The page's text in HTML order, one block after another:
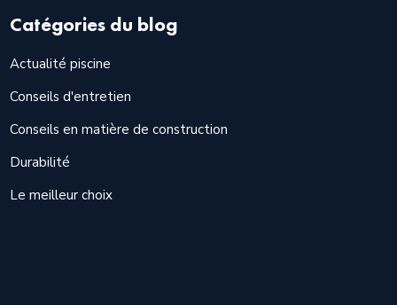
Catégories du blog
Actualité piscine
Conseils d'entretien
Conseils en matière de construction
Durabilité
Le meilleur choix